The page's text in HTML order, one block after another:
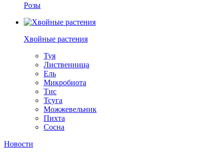
Розы
Хвойные растения
Туя
Лиственница
Ель
Микробиота
Тис
Тсуга
Можжевельник
Пихта
Сосна
Новости